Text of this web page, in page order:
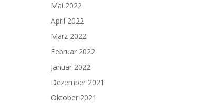
Mai 2022
April 2022
März 2022
Februar 2022
Januar 2022
Dezember 2021
Oktober 2021